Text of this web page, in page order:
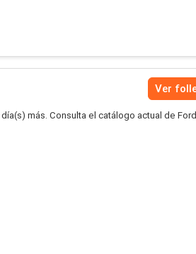
Ver
día(s) más. Consulta el catálogo actual de